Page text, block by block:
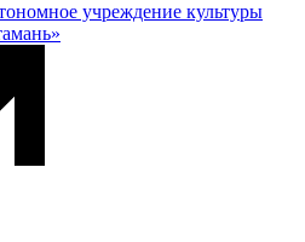
учреждение культуры